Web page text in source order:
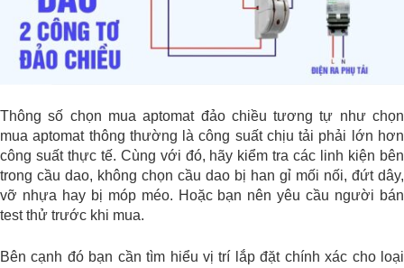
Thông số chọn mua aptomat đảo chiều tương tự như chọn
mua aptomat thông thường là công suất chịu tải phải lớn hơn
công suất thực tế. Cùng với đó, hãy kiểm tra các linh kiện bên
trong cầu dao, không chọn cầu dao bị han gỉ mối nối, đứt dây,
vỡ nhựa hay bị móp méo. Hoặc bạn nên yêu cầu người bán
test thử trước khi mua.
Bên cạnh đó bạn cần tìm hiểu vị trí lắp đặt chính xác cho loại